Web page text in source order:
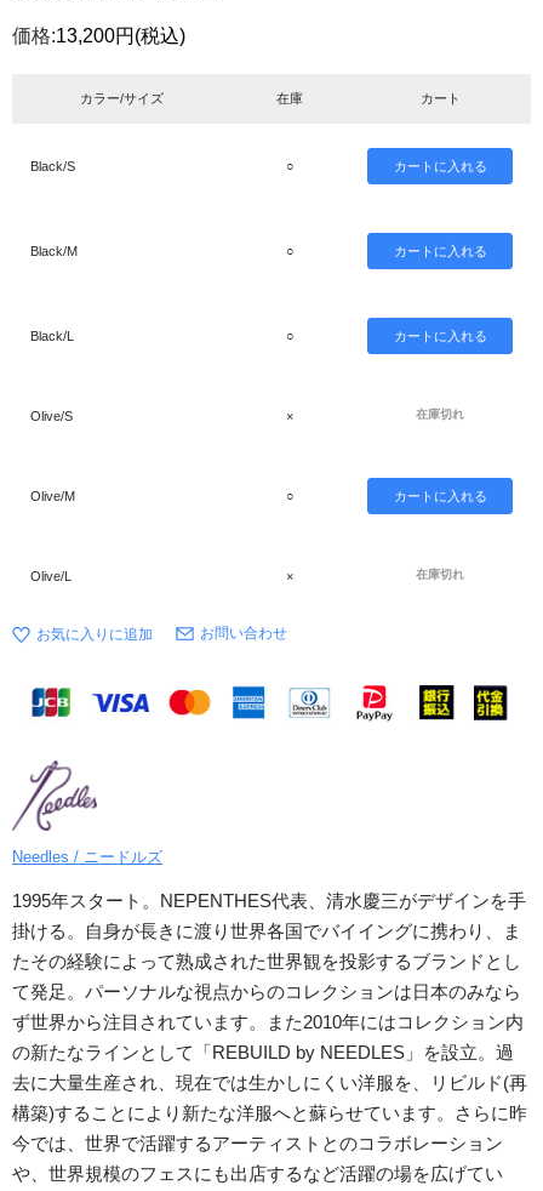
価格:13,200円 (税込)
カラー/サイズ 在庫 カート
Black/S ○
Black/M ○
Black/L ○
Olive/S × 在庫切れ
Olive/M ○
Olive/L × 在庫切れ
お問い合わせ
Needles / ニードルズ
1995年スタート。NEPENTHES代表、清水慶三がデザインを手
掛ける。自身が長きに渡り世界各国でバイイングに携わり、ま
たその経験によって熟成された世界観を投影するブランドとし
て発足。パーソナルな視点からのコレクションは日本のみなら
ず世界から注目されています。また2010年にはコレクション内
の新たなラインとして「REBUILD by NEEDLES」を設立。過
去に大量生産され、現在では生かしにくい洋服を、リビルド(再
構築)することにより新たな洋服へと蘇らせています。さらに昨
今では、世界で活躍するアーティストとのコラボレーション
や、世界規模のフェスにも出店するなど活躍の場を広げてい